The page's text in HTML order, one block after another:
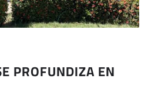
PROFUNDIZA EN